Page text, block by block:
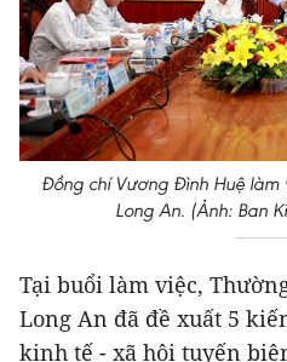
Đồng chí Vương Đình Huệ làm
Long An. (Ảnh: Ban
Tại buổi làm việc,
Long An đã đề xuất 5
kinh tế - xã hội tuyến